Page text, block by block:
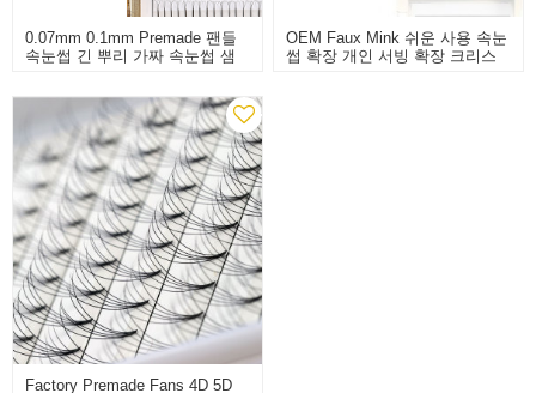
0.07mm 0.1mm Premade 팬들
속눈썹 긴 뿌리 가짜 속눈썹 샘
OEM Faux Mink 쉬운 사용 속눈
썹 확장 개인 서빙 확장 크리스
Factory Premade Fans 4D 5D